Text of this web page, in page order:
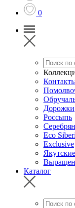
0
Дорожки
Россыпь
Eco
Exclusive
Каталог